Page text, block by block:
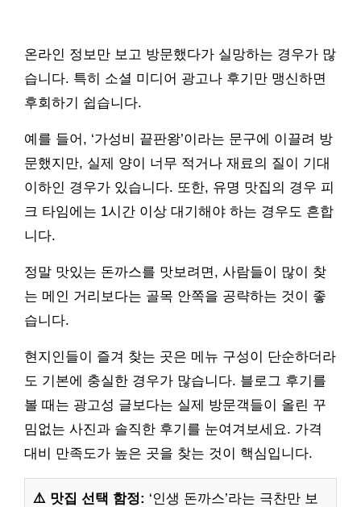
온라인 정보만 보고 방문했다가 실망하는 경우가 많
습니다. 특히 소셜 미디어 광고나 후기만 맹신하면
후회하기 쉽습니다.
예를 들어, ‘가성비 끝판왕’이라는 문구에 이끌려 방
문했지만, 실제 양이 너무 적거나 재료의 질이 기대
이하인 경우가 있습니다. 또한, 유명 맛집의 경우 피
크 타임에는 1시간 이상 대기해야 하는 경우도 흔합
니다.
정말 맛있는 돈까스를 맛보려면, 사람들이 많이 찾
는 메인 거리보다는 골목 안쪽을 공략하는 것이 좋
습니다.
현지인들이 즐겨 찾는 곳은 메뉴 구성이 단순하더라
도 기본에 충실한 경우가 많습니다. 블로그 후기를
볼 때는 광고성 글보다는 실제 방문객들이 올린 꾸
밈없는 사진과 솔직한 후기를 눈여겨보세요. 가격
대비 만족도가 높은 곳을 찾는 것이 핵심입니다.
⚠️ 맛집 선택 함정: ‘인생 돈까스’라는 극찬만 보